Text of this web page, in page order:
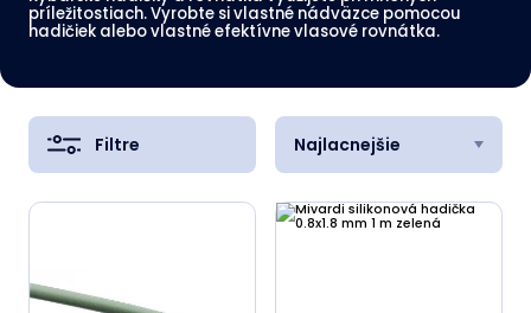
príležitostiach. Vyrobte si vlastné nádväzce pomocou
hadičiek alebo vlastné efektívne vlasové rovnátka.
Filtre Najlacnejšie